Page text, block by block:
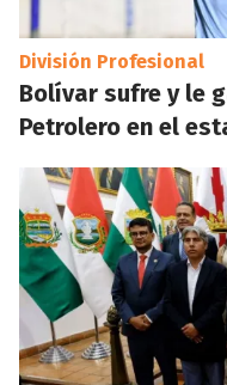
División Profesional
Bolívar sufre y le
Petrolero en el